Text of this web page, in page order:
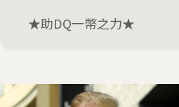
★助DQ一幣之力★